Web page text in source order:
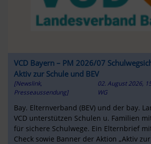
VCD Bayern – PM 2026/07
Aktiv zur Schule und BEV
[Newslink,
Presseaussendung]
02. August 2026,
WG
Bay. Elternverband (BEV) und der bay.
VCD unterstützen Schulen u. Familien
für sichere Schulwege. Ein Elternbrief
Check sowie Banner der Aktion „Aktiv